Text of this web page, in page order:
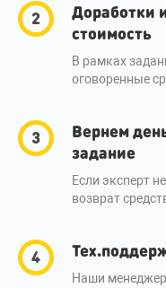
Доработки
стоимость
В рамках
оговоренные
Вернем
задание
Если эксперт
возврат
Наши